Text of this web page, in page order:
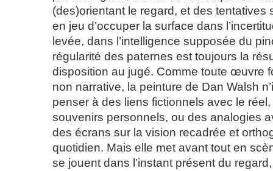
(des)orientant le regard, et des tentatives
en jeu d’occuper la surface dans
levée, dans l’intelligence supposée du
régularité des paternes est toujours la
disposition au jugé. Comme toute œuvre
non narrative, la peinture de Dan Walsh
penser à des liens fictionnels avec le
souvenirs personnels, ou des analogies
des écrans sur la vision recadrée et
quotidien. Mais elle met avant tout en
se jouent dans l’instant présent du